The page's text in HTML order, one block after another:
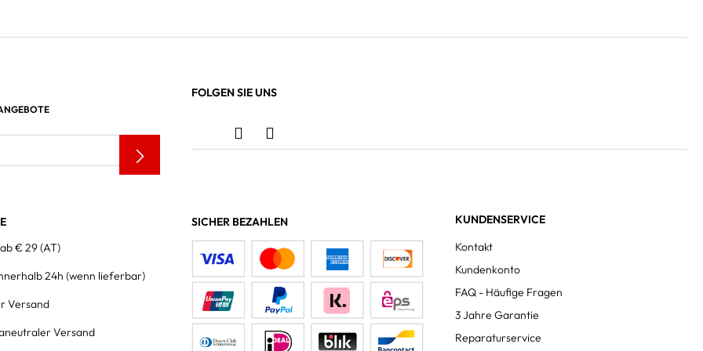
FOLGEN SIE UNS
€ 29 (AT)
24h (wenn lieferbar)
Versand
Versand
SICHER BEZAHLEN
KUNDENSERVICE
Kontakt
Kundenkonto
FAQ - Häufige Fragen
3 Jahre Garantie
Reparaturservice